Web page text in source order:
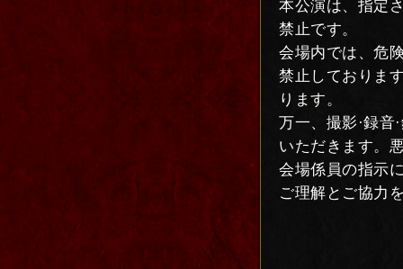
本公演は、指定
禁止です。
会場内では、危
禁止しておりま
ります。
万一、撮影·録音
いただきます。
会場係員の指示
ご理解とご協力